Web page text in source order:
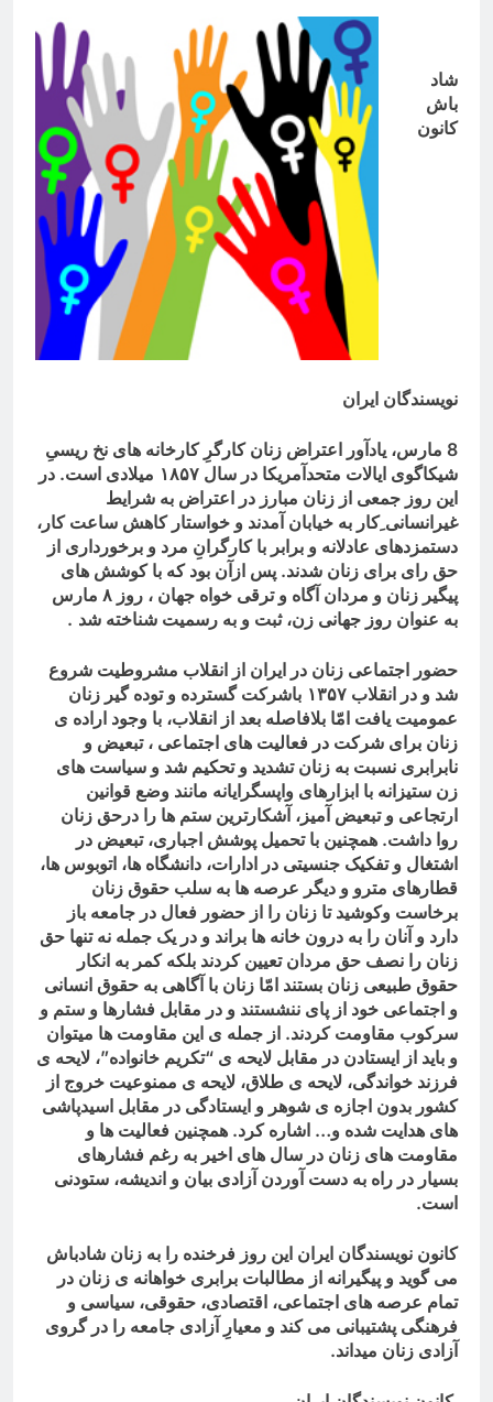
شاد
باش
کانون
نویسندگان ایران
8 مارس، یادآور اعتراض زنان کارگرِ کارخانه های نخ ریسیِ
شیکاگوی ایالات متحدآمریکا در سال
۱٨۵۷
میلادی است. در
این روز جمعی از زنان مبارز در اعتراض به شرایط
غیرانسانی ِکار به خیابان آمدند و خواستار کاهش ساعت کار،
دستمزدهای عادلانه و برابر با کارگرانِ مرد و برخورداری از
حق رای برای زنان شدند. پس ازآن بود که با کوشش های
پیگیر زنان و مردان آگاه و ترقی خواه جهان ، روز ٨ مارس
به عنوان روز جهانی زن، ثبت و به رسمیت شناخته شد .
حضور اجتماعی زنان در ایران از انقلاب مشروطیت شروع
شد و در انقلاب
۱٣۵۷
باشرکت گسترده و توده گیر زنان
عمومیت یافت امّا بلافاصله بعد از انقلاب، با وجود اراده ی
زنان برای شرکت در فعالیت های اجتماعی ، تبعیض و
نابرابری نسبت به زنان تشدید و تحکیم شد و سیاست های
زن ستیزانه با ابزارهای واپسگرایانه مانند وضع قوانین
ارتجاعی و تبعیض آمیز، آشکارترین ستم ها را درحق زنان
روا داشت. همچنین با تحمیل پوشش اجباری، تبعیض در
اشتغال و تفکیک جنسیتی در ادارات، دانشگاه ها، اتوبوس ها،
قطارهای مترو و دیگر عرصه ها به سلب حقوق زنان
برخاست وکوشید تا زنان را از حضور فعال در جامعه باز
دارد و آنان را به درون خانه ها براند و در یک جمله نه تنها حق
زنان را نصف حق مردان تعیین کردند بلکه کمر به انکار
حقوق طبیعی زنان بستند امّا زنان با آگاهی به حقوق انسانی
و اجتماعی خود از پای ننشستند و در مقابل فشارها و ستم و
سرکوب مقاومت کردند. از جمله ی این مقاومت ها میتوان
و باید از ایستادن در مقابل لایحه ی “تکریم خانواده”، لایحه ی
فرزند خواندگی، لایحه ی طلاق، لایحه ی ممنوعیت خروج از
کشور بدون اجازه ی شوهر و ایستادگی در مقابل اسیدپاشی
های هدایت شده و… اشاره کرد. همچنین فعالیت ها و
مقاومت های زنان در سال های اخیر به رغم فشارهای
بسیار در راه به دست آوردن آزادی بیان و اندیشه، ستودنی
است.
کانون نویسندگان ایران این روز فرخنده را به زنان شادباش
می گوید و پیگیرانه از مطالبات برابری خواهانه ی زنان در
تمام عرصه های اجتماعی، اقتصادی، حقوقی، سیاسی و
فرهنگی پشتیبانی می کند و معیارِ آزادی جامعه را در گروی
آزادی زنان میداند.